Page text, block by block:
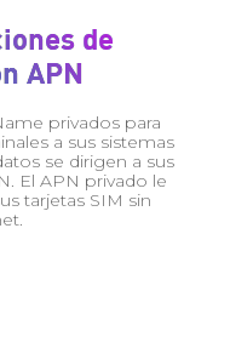
de
APN
privados para
a sus sistemas
se dirigen a sus
El APN privado le
tarjetas SIM sin